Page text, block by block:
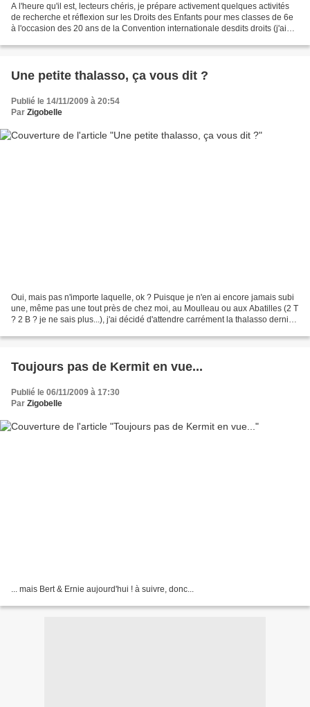
A l'heure qu'il est, lecteurs chéris, je prépare activement quelques activités
de recherche et réflexion sur les Droits des Enfants pour mes classes de 6e
à l'occasion des 20 ans de la Convention internationale desdits droits (j'ai
Une petite thalasso, ça vous dit ?
Publié le 14/11/2009 à 20:54
Par Zigobelle
Oui, mais pas n'importe laquelle, ok ? Puisque je n'en ai encore jamais subi
une, même pas une tout près de chez moi, au Moulleau ou aux Abatilles (2 T
? 2 B ? je ne sais plus...), j'ai décidé d'attendre carrément la thalasso dernier
Toujours pas de Kermit en vue...
Publié le 06/11/2009 à 17:30
Par Zigobelle
... mais Bert & Ernie aujourd'hui ! à suivre, donc...